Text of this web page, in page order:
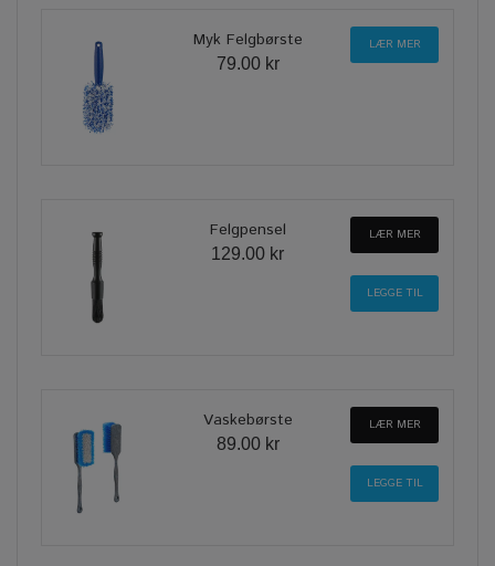
Myk Felgbørste
79.00 kr
LÆR MER
Felgpensel
129.00 kr
LÆR MER
Vaskebørste
89.00 kr
LÆR MER